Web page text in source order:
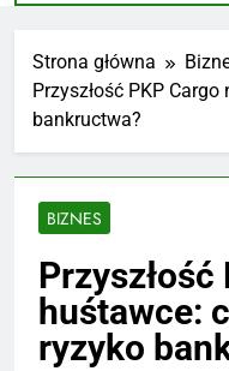
Strona główna
Przyszłość PKP
bankructwa?
BIZNES
Przyszłość
huśtawce:
ryzyko